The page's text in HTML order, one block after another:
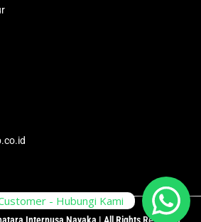
- Hubungi Kami